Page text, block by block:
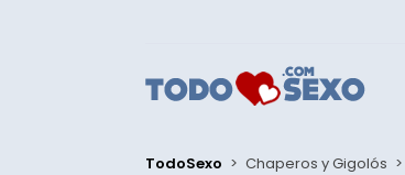
TodoSexo > Chaperos y Gigolós >